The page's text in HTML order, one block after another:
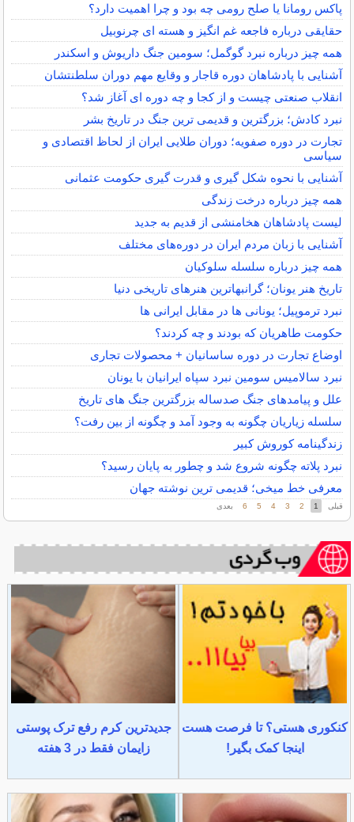
پاکس رومانا یا صلح رومی چه بود و چرا اهمیت دارد؟
حقایقی درباره فاجعه غم انگیز و هسته ای چرنوبیل
همه چیز درباره نبرد گوگمل؛ سومین جنگ داریوش و اسکندر
آشنایی با پادشاهان دوره قاجار و وقایع مهم دوران سلطنتشان
انقلاب صنعتی چیست و از کجا و چه دوره ای آغاز شد؟
نبرد کادش؛ بزرگترین و قدیمی ترین جنگ در تاریخ بشر
تجارت در دوره صفویه؛ دوران طلایی ایران از لحاظ اقتصادی و
سیاسی
آشنایی با نحوه شکل گیری و قدرت گیری حکومت عثمانی
همه چیز درباره درخت زندگی
لیست پادشاهان هخامنشی از قدیم به جدید
آشنایی با زبان مردم ایران در دوره‌های مختلف
همه چیز درباره سلسله سلوکیان
تاریخ هنر یونان؛ گرانبهاترین هنرهای تاریخی دنیا
نبرد ترموپیل؛ یونانی ها در مقابل ایرانی ها
حکومت طاهریان که بودند و چه کردند؟
اوضاع تجارت در دوره ساسانیان + محصولات تجاری
نبرد سالامیس سومین نبرد سپاه ایرانیان با یونان
علل و پیامدهای جنگ صدساله بزرگترین جنگ های تاریخ
سلسله زیاریان چگونه به وجود آمد و چگونه از بین رفت؟
زندگینامه کوروش کبیر
نبرد پلاته چگونه شروع شد و چطور به پایان رسید؟
معرفی خط میخی؛ قدیمی ترین نوشته جهان
قبلی 1
2
3
4
5
6 بعدی
کنکوری هستی؟ تا فرصت هست
اینجا کمک بگیر!
جدیدترین کرم رفع ترک پوستی
زایمان فقط در 3 هفته